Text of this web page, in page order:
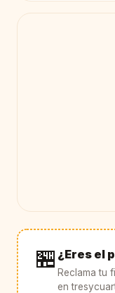
🏪 ¿Eres el
Reclama tu
en